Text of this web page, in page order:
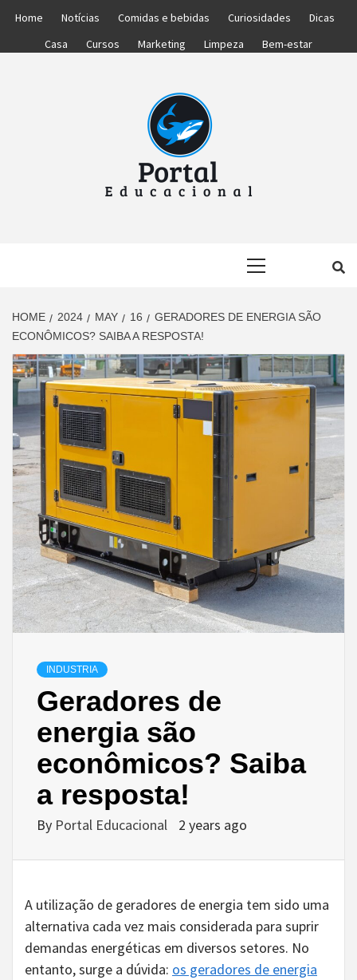
Home Notícias Comidas e bebidas Curiosidades
Dicas
Casa
Cursos Marketing Limpeza Bem-estar
HOME 2024 MAY 16
GERADORES DE ENERGIA SÃO
ECONÔMICOS? SAIBA A RESPOSTA!
INDUSTRIA
Geradores de
energia são
econômicos? Saiba
a resposta!
By Portal Educacional 2 years ago
A utilização de geradores de energia tem sido uma
alternativa cada vez mais considerada para suprir
demandas energéticas em diversos setores. No
entanto, surge a dúvida: os geradores de energia